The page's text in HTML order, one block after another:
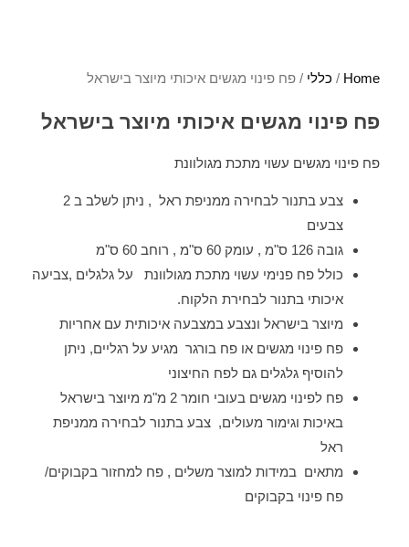
Home
/ כללי / פח פינוי מגשים איכותי מיוצר בישראל
פח פינוי מגשים איכותי מיוצר בישראל
פח פינוי מגשים עשוי מתכת מגולוונת
צבע בתנור לבחירה ממניפת ראל , ניתן לשלב ב 2
צבעים
גובה 126 ס"מ , עומק 60 ס"מ , רוחב 60 ס"מ
כולל פח פנימי עשוי מתכת מגולוונת על גלגלים ,צביעה
איכותי בתנור לבחירת הלקוח.
מיוצר בישראל ונצבע במצבעה איכותית עם אחריות
פח פינוי מגשים או פח בורגר מגיע על רגליים, ניתן
להוסיף גלגלים גם לפח החיצוני
פח לפינוי מגשים בעובי חומר 2 מ"מ מיוצר בישראל
באיכות וגימור מעולים, צבע בתנור לבחירה ממניפת
ראל
מתאים במידות למוצר משלים , פח למחזור בקבוקים/
פח פינוי בקבוקים